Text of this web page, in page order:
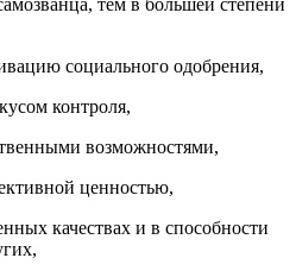
социального одобрения,
контроля,
возможностями,
ценностью,
качествах и в способности